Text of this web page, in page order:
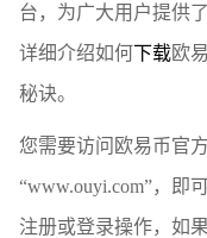
台，为广大用户提供
详细介绍如何下载欧
秘诀。
您需要访问欧易币官
“www.ouyi.com”，即
注册或登录操作，如